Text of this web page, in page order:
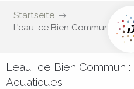
Startseite
L'eau, ce Bien Commun :
L'eau, ce Bien Commun
Aquatiques